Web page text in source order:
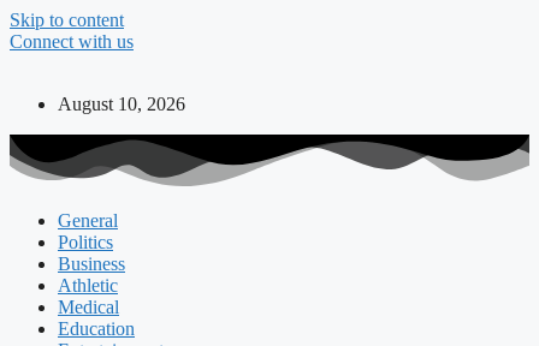
Skip to content
Connect with us
August 10, 2026
General
Politics
Business
Athletic
Medical
Education